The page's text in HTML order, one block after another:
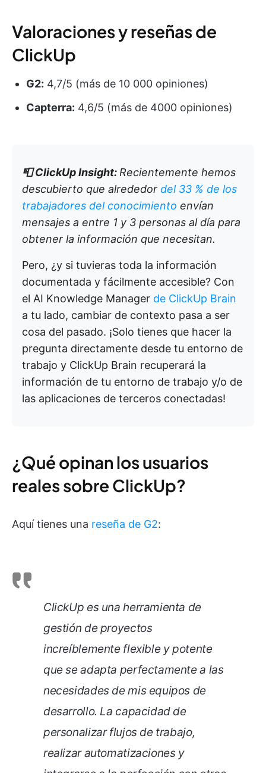
Valoraciones y reseñas de
ClickUp
G2: 4,7/5 (más de 10 000 opiniones)
Capterra: 4,6/5 (más de 4000 opiniones)
📮ClickUp Insight: Recientemente hemos
descubierto que alrededor del 33 % de los
trabajadores del conocimiento envían
mensajes a entre 1 y 3 personas al día para
obtener la información que necesitan.
Pero, ¿y si tuvieras toda la información
documentada y fácilmente accesible? Con
el AI Knowledge Manager de ClickUp Brain
a tu lado, cambiar de contexto pasa a ser
cosa del pasado. ¡Solo tienes que hacer la
pregunta directamente desde tu entorno de
trabajo y ClickUp Brain recuperará la
información de tu entorno de trabajo y/o de
las aplicaciones de terceros conectadas!
¿Qué opinan los usuarios
reales sobre ClickUp?
Aquí tienes una reseña de G2:
ClickUp es una herramienta de
gestión de proyectos
increíblemente flexible y potente
que se adapta perfectamente a las
necesidades de mis equipos de
desarrollo. La capacidad de
personalizar flujos de trabajo,
realizar automatizaciones y